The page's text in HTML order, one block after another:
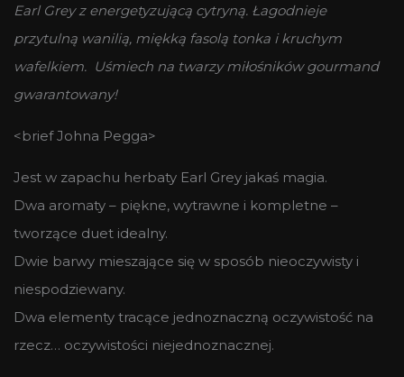
Earl Grey z energetyzującą cytryną. Łagodnieje
przytulną wanilią, miękką fasolą tonka i kruchym
wafelkiem. Uśmiech na twarzy miłośników gourmand
gwarantowany!
<brief Johna Pegga>
Jest w zapachu herbaty Earl Grey jakaś magia.
Dwa aromaty – piękne, wytrawne i kompletne –
tworzące duet idealny.
Dwie barwy mieszające się w sposób nieoczywisty i
niespodziewany.
Dwa elementy tracące jednoznaczną oczywistość na
rzecz… oczywistości niejednoznacznej.